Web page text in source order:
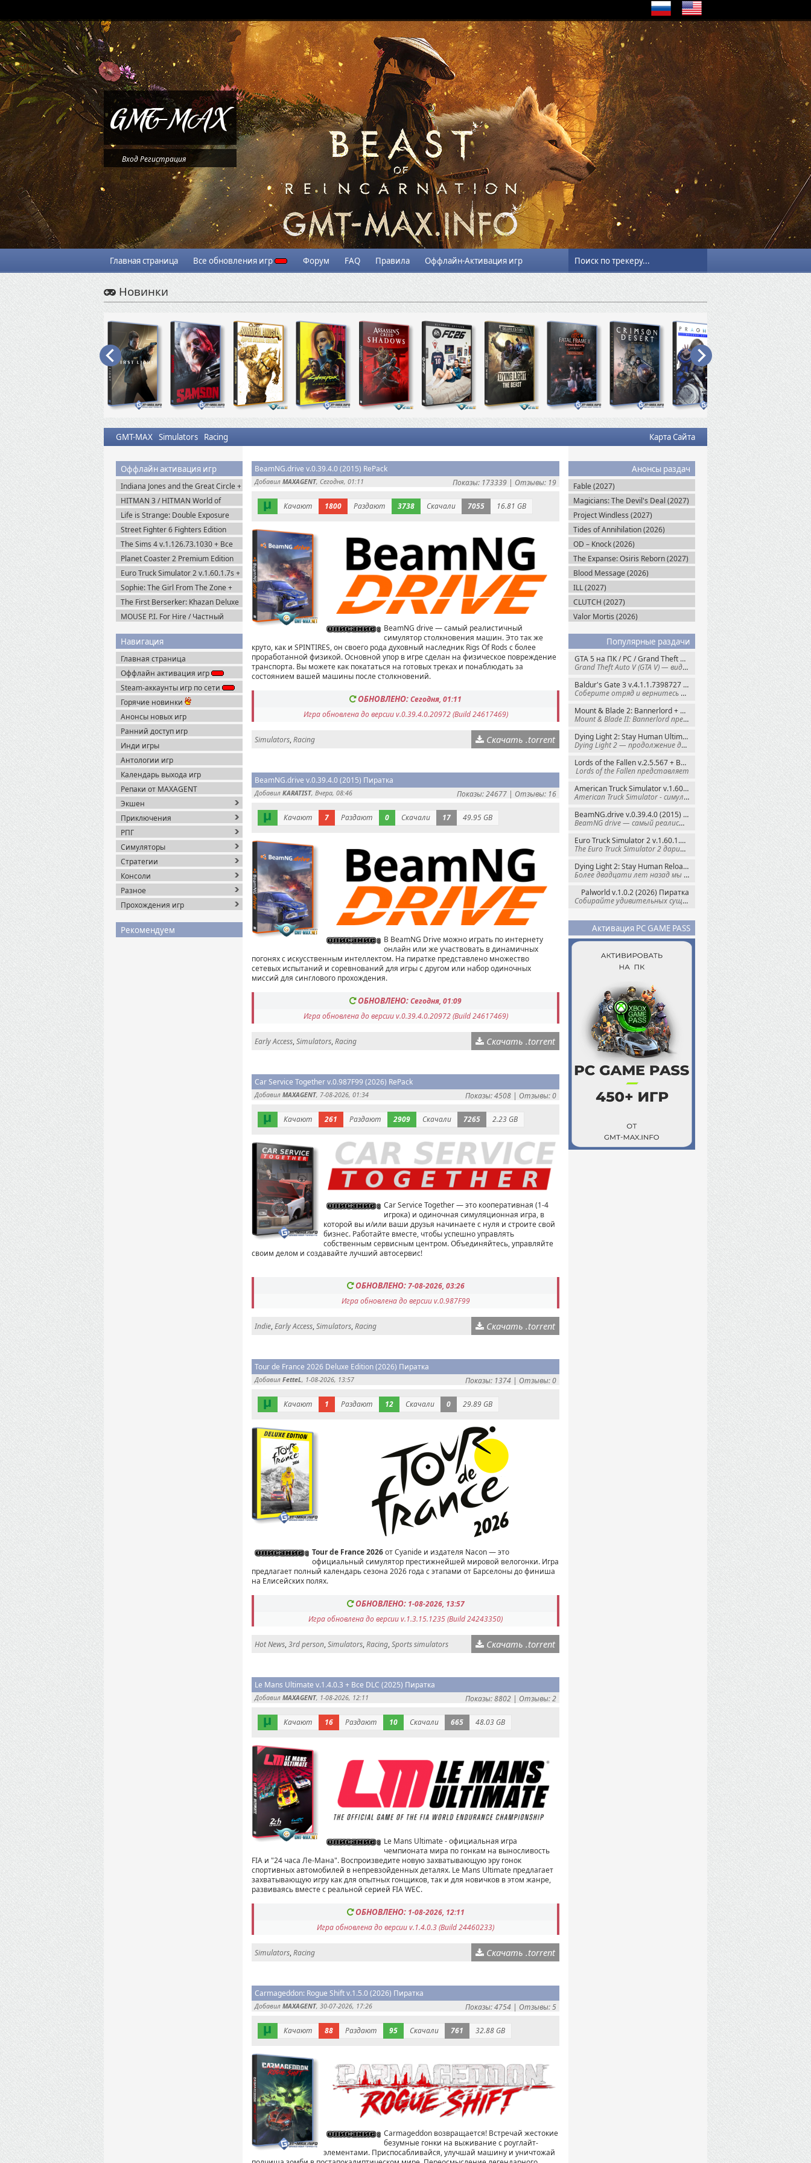
ВходРегистрация
Главная страница Все обновления игр Форум FAQ Правила Оффлайн-Активация игр
Новинки
GMT-MAX Simulators Racing Карта Сайта
Анонсы раздач
Fable (2027)
Magicians: The Devil's Deal (2027)
Project Windless (2027)
Tides of Annihilation (2026)
OD – Knock (2026)
The Expanse: Osiris Reborn (2027)
Blood Message (2026)
ILL (2027)
CLUTCH (2027)
Valor Mortis (2026)
Популярные раздачи
GTA 5 на ПК / PC / Grand Theft Auto V: Premium Edition (2015) Steam-Rip
Grand Theft Auto V (GTA V) — видеоигра из
Baldur's Gate 3 v.4.1.1.7398727 + Все DLC (2023) GOG-Rip
Соберите отряд и вернитесь в Забытые
Mount & Blade 2: Bannerlord + War Sails v.1.4.7.117484 (2025) GOG
Mount & Blade II: Bannerlord представляет
Dying Light 2: Stay Human Ultimate Edition v.1.29.1 + Все DLC (2022) Пиратка
Dying Light 2 — продолжение динамичного
Lords of the Fallen v.2.5.567 + Все DLC (2023) Пиратка
Lords of the Fallen представляет
American Truck Simulator v.1.60.1.8s + Все DLC (2016) Пиратка
American Truck Simulator - симулятор
BeamNG.drive v.0.39.4.0 (2015) RePack
BeamNG drive — самый реалистичный
Euro Truck Simulator 2 v.1.60.1.7s + Все DLC (2012) Пиратка
The Euro Truck Simulator 2 дарит вам опыт
Dying Light 2: Stay Human Reloaded Edition v.1.28.3 + Все DLC (2022) RePack
Более двадцати лет назад мы пытались
Palworld v.1.0.2 (2026) Пиратка
Собирайте удивительных существ — Палов —
Активация PC GAME PASS
Оффлайн активация игр
Indiana Jones and the Great Circle +
The Order of Giants v.1.0.17.0
(2024) Пиратка
HITMAN 3 / HITMAN World of
Assassination v.3.270.1 + Все DLC
(2016-2021) Пиратка
Life is Strange: Double Exposure
(2024) Пиратка
Street Fighter 6 Fighters Edition
(2023) Steam-Rip
The Sims 4 v.1.126.73.1030 + Все
DLC (2014-2025) Portable
Planet Coaster 2 Premium Edition
(2024) Steam-Rip
Euro Truck Simulator 2 v.1.60.1.7s +
Все DLC (2012) Пиратка
Sophie: The Girl From The Zone +
DLC (2026) Пиратка
The First Berserker: Khazan Deluxe
Edition (2025) Пиратка
MOUSE P.I. For Hire / Частный
Пиратка
Навигация
Главная страница
Оффлайн активация игр
Steam-аккаунты игр по сети
Горячие новинки
Анонсы новых игр
Ранний доступ игр
Инди игры
Антологии игр
Календарь выхода игр
Репаки от MAXAGENT
Экшен
Приключения
РПГ
Симуляторы
Стратегии
Консоли
Разное
Прохождения игр
Рекомендуем
BeamNG.drive v.0.39.4.0 (2015) RePack
Показы: 173339 | Отзывы: 19
Добавил MAXAGENT, Сегодня, 01:11
Качают 1800 Раздают 3738 Скачали 7055 16.81 GB
BeamNG drive — самый реалистичный
симулятор столкновения машин. Это так же
круто, как и SPINTIRES, он своего рода духовный наследник Rigs Of Rods с более
проработанной физикой. Основной упор в игре сделан на физическое повреждение
транспорта. Вы можете как покататься на готовых треках и понаблюдать за
состоянием вашей машины после столкновений.
ОБНОВЛЕНО:Сегодня, 01:11
Игра обновлена до версии v.0.39.4.0.20972 (Build 24617469)
Скачать .torrent
Simulators,Racing
BeamNG.drive v.0.39.4.0 (2015) Пиратка
Показы: 24677 | Отзывы: 16
Добавил KARATIST, Вчера, 08:46
Качают 7 Раздают 0 Скачали 17 49.95 GB
В BeamNG Drive можно играть по интернету
онлайн или же участвовать в динамичных
погонях с искусственным интеллектом. На пиратке представлено множество
сетевых испытаний и соревнований для игры с другом или набор одиночных
миссий для синглового прохождения.
ОБНОВЛЕНО:Сегодня, 01:09
Игра обновлена до версии v.0.39.4.0.20972 (Build 24617469)
Скачать .torrent
Early Access,Simulators,Racing
Car Service Together v.0.987F99 (2026) RePack
Показы: 4508 | Отзывы: 0
Добавил MAXAGENT, 7-08-2026, 01:34
Качают 261 Раздают 2909 Скачали 7265 2.23 GB
Car Service Together — это кооперативная (1-4
игрока) и одиночная симуляционная игра, в
которой вы и/или ваши друзья начинаете с нуля и строите свой
бизнес. Работайте вместе, чтобы успешно управлять
собственным сервисным центром. Объединяйтесь, управляйте
своим делом и создавайте лучший автосервис!
ОБНОВЛЕНО:7-08-2026, 03:26
Игра обновлена до версии v.0.987F99
Скачать .torrent
Indie,Early Access,Simulators,Racing
Tour de France 2026 Deluxe Edition (2026) Пиратка
Показы: 1374 | Отзывы: 0
Добавил FetteL, 1-08-2026, 13:57
Качают 1 Раздают 12 Скачали 0 29.89 GB
Tour de France 2026от Cyanide и издателя Nacon — это
официальный симулятор престижнейшей мировой велогонки. Игра
предлагает полный календарь сезона 2026 года с этапами от Барселоны до финиша
на Елисейских полях.
ОБНОВЛЕНО: 1-08-2026, 13:57
Игра обновлена до версии v.1.3.15.1235 (Build 24243350)
Скачать .torrent
Hot News,3rd person,Simulators,Racing,Sports simulators
Le Mans Ultimate v.1.4.0.3 + Все DLC (2025) Пиратка
Показы: 8802 | Отзывы: 2
Добавил MAXAGENT, 1-08-2026, 12:11
Качают 16 Раздают 10 Скачали 665 48.03 GB
Le Mans Ultimate - официальная игра
чемпионата мира по гонкам на выносливость
FIA и "24 часа Ле-Мана". Воспроизведите новую захватывающую эру гонок
спортивных автомобилей в непревзойденных деталях. Le Mans Ultimate предлагает
захватывающую игру как для опытных гонщиков, так и для новичков в этом жанре,
развиваясь вместе с реальной серией FIA WEC.
ОБНОВЛЕНО: 1-08-2026, 12:11
Игра обновлена до версии v.1.4.0.3 (Build 24460233)
Скачать .torrent
Simulators,Racing
Carmageddon: Rogue Shift v.1.5.0 (2026) Пиратка
Показы: 4754 | Отзывы: 5
Добавил MAXAGENT, 30-07-2026, 17:26
Качают 88 Раздают 95 Скачали 761 32.88 GB
Carmageddon возвращается! Встречай жестокие
безумные гонки на выживание с роуглайт-
элементами. Приспосабливайся, улучшай машину и уничтожай